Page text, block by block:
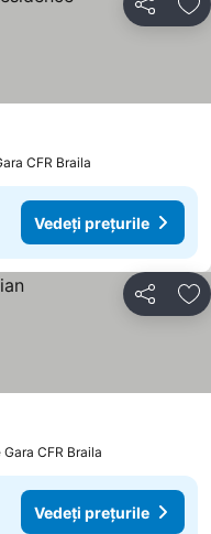
Distribuiți
CFR Braila
Vedeți prețurile
Distribuiți
CFR Braila
Vedeți prețurile